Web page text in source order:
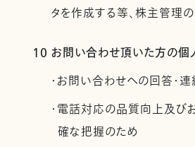
タを作成する等、株主管理
10 お問い合わせ頂いた方の個
・お問い合わせへの回答・
・電話対応の品質向上及び
確な把握のため